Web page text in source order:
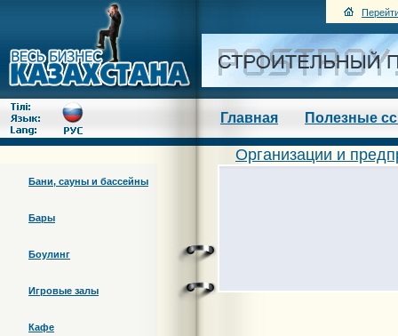
Главная Полезные
Бани, сауны и бассейны
Бары
Боулинг
Игровые залы
Кафе
Организации и